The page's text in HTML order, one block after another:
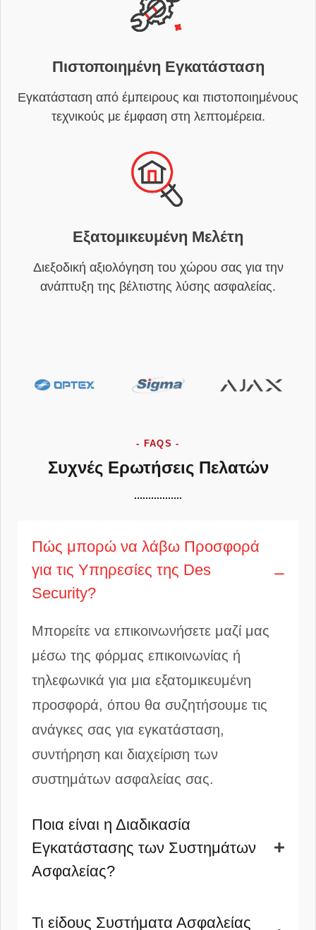
Εξατομικευμένη Μελέτη
Διεξοδική αξιολόγηση του χώρου σας για την
ανάπτυξη της βέλτιστης λύσης ασφαλείας.
Πιστοποιημένη Εγκατάσταση
Εγκατάσταση από έμπειρους και πιστοποιημένους
τεχνικούς με έμφαση στη λεπτομέρεια.
- FAQS -
Συχνές Ερωτήσεις Πελατών
Πώς μπορώ να λάβω Προσφορά
για τις Υπηρεσίες της Des
Security?
Μπορείτε να επικοινωνήσετε μαζί μας
μέσω της φόρμας επικοινωνίας ή
τηλεφωνικά για μια εξατομικευμένη
προσφορά, όπου θα συζητήσουμε τις
ανάγκες σας για εγκατάσταση,
συντήρηση και διαχείριση των
συστημάτων ασφαλείας σας.
Ποια είναι η Διαδικασία
Εγκατάστασης των Συστημάτων
Ασφαλείας?
Τι είδους Συστήματα Ασφαλείας